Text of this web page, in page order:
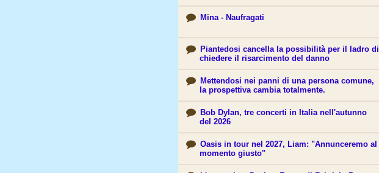
Mina - Naufragati
Piantedosi cancella la possibilità per il ladro di
chiedere il risarcimento del danno
Mettendosi nei panni di una persona comune,
la prospettiva cambia totalmente.
Bob Dylan, tre concerti in Italia nell'autunno
del 2026
Oasis in tour nel 2027, Liam: "Annunceremo al
momento giusto"